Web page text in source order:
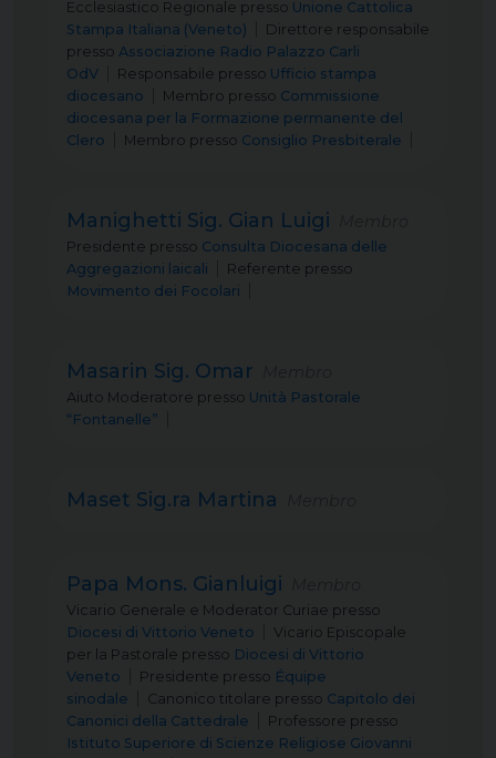
Ecclesiastico Regionale presso Unione Cattolica
Stampa Italiana (Veneto)
Direttore responsabile
presso Associazione Radio Palazzo Carli
OdV
Responsabile presso Ufficio stampa
diocesano
Membro presso Commissione
diocesana per la Formazione permanente del
Clero
Membro presso Consiglio Presbiterale
Manighetti Sig. Gian Luigi
Presidente presso Consulta Diocesana delle
Aggregazioni laicali
Referente presso
Movimento dei Focolari
Masarin Sig. Omar
Aiuto Moderatore presso Unità Pastorale
“Fontanelle”
Maset Sig.ra Martina
Papa Mons. Gianluigi
Vicario Generale e Moderator Curiae presso
Diocesi di Vittorio Veneto
Vicario Episcopale
per la Pastorale presso Diocesi di Vittorio
Veneto
Presidente presso Équipe
sinodale
Canonico titolare presso Capitolo dei
Canonici della Cattedrale
Professore presso
Istituto Superiore di Scienze Religiose Giovanni